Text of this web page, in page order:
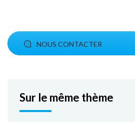
NOUS CONTACTER
Sur le même thème